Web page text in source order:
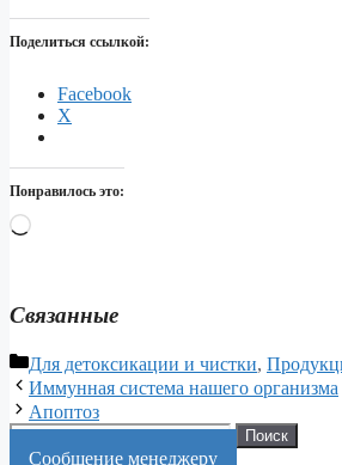
Поделиться ссылкой:
Facebook
X
Понравилось это:
Загрузка…
Связанные
Рубрики
Для детоксикации и чистки,
Иммунная система нашего организма
Апоптоз
Искать:
Поиск
Cообщение менеджеру